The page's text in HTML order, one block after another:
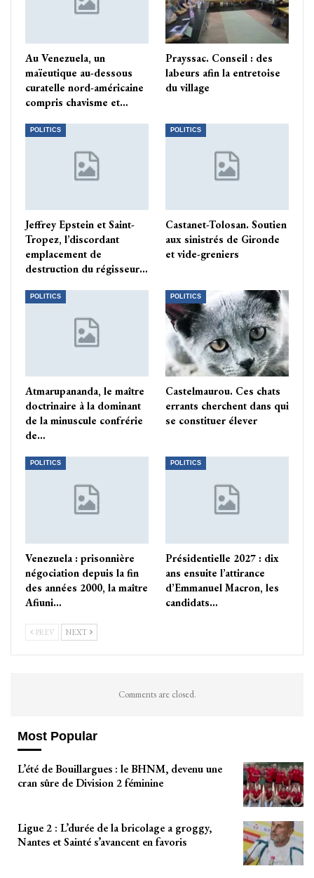
Au Venezuela, un
maïeutique au-dessous
curatelle nord-américaine
compris chavisme et…
Prayssac. Conseil : des
labeurs afin la entretoise
du village
POLITICS
Jeffrey Epstein et Saint-
Tropez, l’discordant
emplacement de
destruction du régisseur…
POLITICS
Castanet-Tolosan. Soutien
aux sinistrés de Gironde
et vide-greniers
POLITICS
Atmarupananda, le maître
doctrinaire à la dominant
de la minuscule confrérie
de…
POLITICS
Castelmaurou. Ces chats
errants cherchent dans qui
se constituer élever
POLITICS
Venezuela : prisonnière
négociation depuis la fin
des années 2000, la maître
Afiuni…
POLITICS
Présidentielle 2027 : dix
ans ensuite l’attirance
d’Emmanuel Macron, les
candidats…
PREV NEXT
Comments are closed.
Most Popular
L’été de Bouillargues : le BHNM, devenu une
cran sûre de Division 2 féminine
Ligue 2 : L’durée de la bricolage a groggy,
Nantes et Sainté s’avancent en favoris